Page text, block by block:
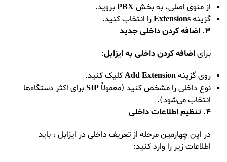
از منوی اصلی، به بخشPBXبروید.
گزینهExtensionsرا انتخاب کنید.
3. اضافه کردن داخلی جدید
برایاضافه کردن داخلی به ایزابل:
روی گزینهAdd Extensionکلیک کنید.
نوع داخلی را مشخص کنید (معمولاًSIPبرای اکثر دستگاه‌ها
انتخاب می‌شود).
4. تنظیم اطلاعات داخلی
در این چهارمین مرحله از تعریف داخلی در ایزابل ، باید
اطلاعات زیر را وارد کنید: